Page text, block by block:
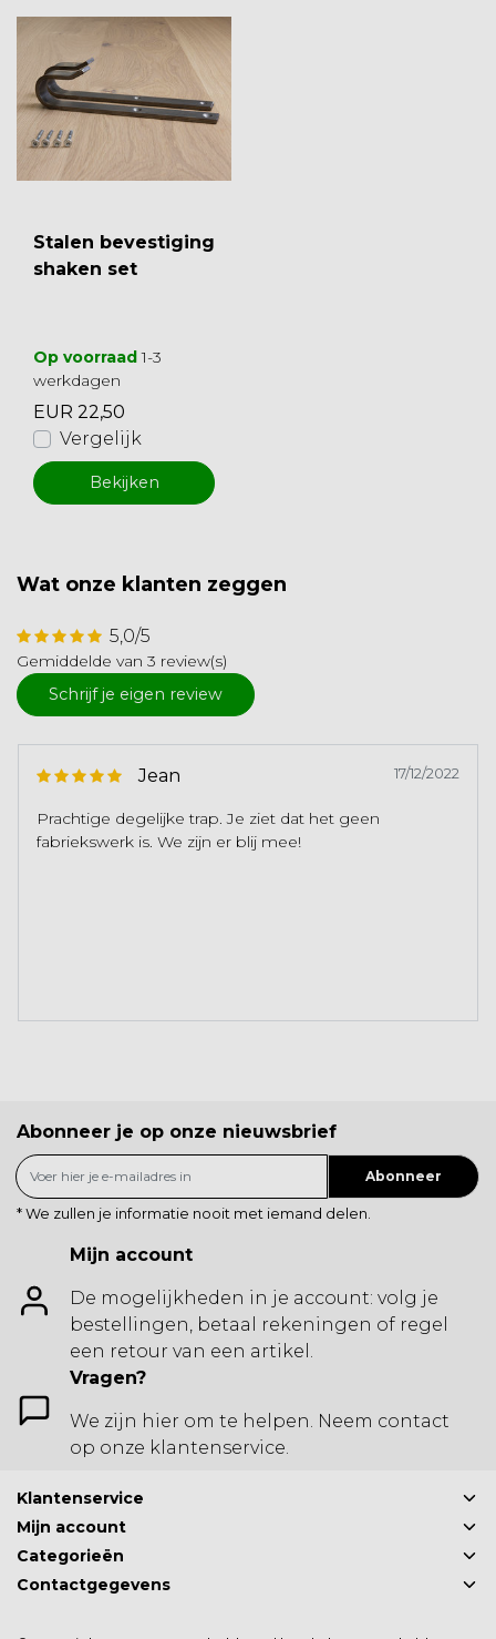
Stalen bevestiging
shaken set
Op voorraad1-3
werkdagen
EUR 22,50
Vergelijk
Bekijken
Wat onze klanten zeggen
5,0/5
Gemiddelde van 3 review(s)
Schrijf je eigen review
Jean 17/12/2022
Prachtige degelijke trap. Je ziet dat het geen
fabriekswerk is. We zijn er blij mee!
Abonneer je op onze nieuwsbrief
Abonneer
* We zullen je informatie nooit met iemand delen.
Mijn account
De mogelijkheden in je account: volg je
bestellingen, betaal rekeningen of regel
een retour van een artikel.
Vragen?
We zijn hier om te helpen. Neem contact
op onze klantenservice.
Klantenservice
Mijn account
Categorieën
Contactgegevens